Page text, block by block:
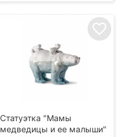
favorite_border
Статуэтка "Мамы
медведицы и ее малыши"